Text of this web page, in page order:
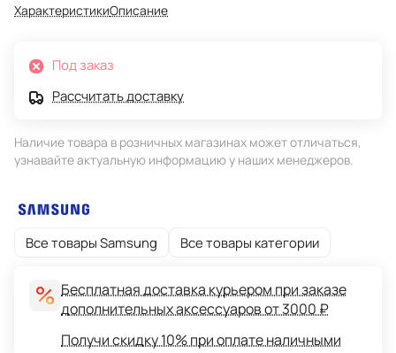
ХарактеристикиОписание
Под заказ
Рассчитать доставку
Наличие товара в розничных магазинах может отличаться,
узнавайте актуальную информацию у наших менеджеров.
Все товары Samsung Все товары категории
Бесплатная доставка курьером при заказе
дополнительных аксессуаров от 3000 ₽
Получи скидку 10% при оплате наличными